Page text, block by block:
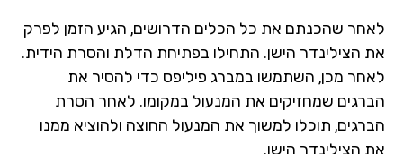
שהכנתם את כל הכלים הדרושים, הגיע הזמן לפרק
הצילינדר הישן. התחילו בפתיחת הדלת והסרת הידית.
מכן, השתמשו במברג פיליפס כדי להסיר את
שמחזיקים את המנעול במקומו. לאחר הסרת
תוכלו למשוך את המנעול החוצה ולהוציא ממנו
הצילינדר הישן.